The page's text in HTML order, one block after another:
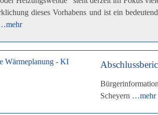
dieses Vorhabens und ist ein
Scheyern …mehr